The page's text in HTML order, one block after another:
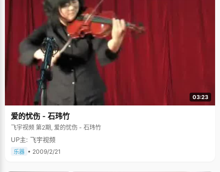
03:23
爱的忧伤 - 石玮竹
飞宇视频 第2期, 爱的忧伤 - 石玮竹
UP主: 飞宇视频
乐器 • 2009/2/21